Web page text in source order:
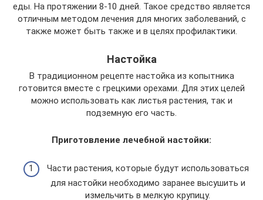
еды. На протяжении 8-10 дней. Такое средство является
отличным методом лечения для многих заболеваний, с
также может быть также и в целях профилактики.
Настойка
В традиционном рецепте настойка из копытника
готовится вместе с грецкими орехами. Для этих целей
можно использовать как листья растения, так и
подземную его часть.
Приготовление лечебной настойки:
Части растения, которые будут использоваться
для настойки необходимо заранее высушить и
измельчить в мелкую крупицу.